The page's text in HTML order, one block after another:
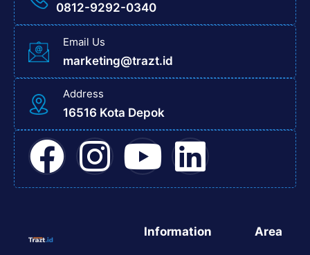
0812-9292-0340
Email Us
marketing@trazt.id
Address
16516 Kota Depok
Information Area